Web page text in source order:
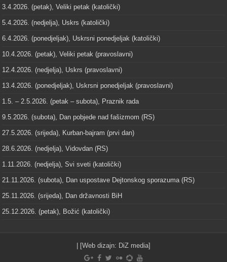
3.4.2026. (petak), Veliki petak (katolički)
5.4.2026. (nedjelja), Uskrs (katolički)
6.4.2026. (ponedjeljak), Uskrsni ponedjeljak (katolički)
10.4.2026. (petak), Veliki petak (pravoslavni)
12.4.2026. (nedjelja), Uskrs (pravoslavni)
13.4.2026. (ponedjeljak), Uskrsni ponedjeljak (pravoslavni)
1.5. – 2.5.2026. (petak – subota), Praznik rada
9.5.2026. (subota), Dan pobjede nad fašizmom (RS)
27.5.2026. (srijeda), Kurban-bajram (prvi dan)
28.6.2026. (nedjelja), Vidovdan (RS)
1.11.2026. (nedjelja), Svi sveti (katolički)
21.11.2026. (subota), Dan uspostave Dejtonskog sporazuma (RS)
25.11.2026. (srijeda), Dan državnosti BiH
25.12.2026. (petak), Božić (katolički)
| [Web dizajn: DiZ media]